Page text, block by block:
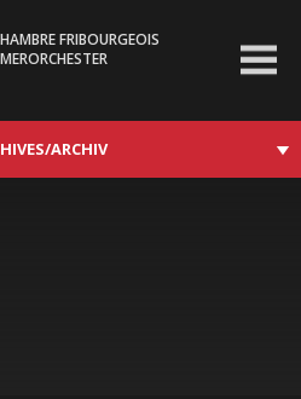
FRIBOURGEOIS
ARCHIV